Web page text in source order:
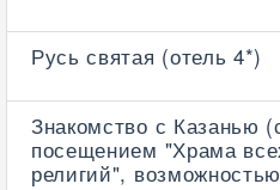
Русь святая (отель 4*)
Знакомство с Казанью
посещением "Храма
религий",